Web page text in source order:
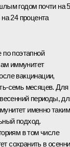
годом почти на 5
24 процента
поэтапной
иммунитет
вакцинации,
семь месяцев. Для
периоды,
именно таким
подход.
в том числе
сохранить в